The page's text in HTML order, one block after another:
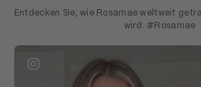
Entdecken Sie, wie Rosamae weltweit
wird. #Rosamae